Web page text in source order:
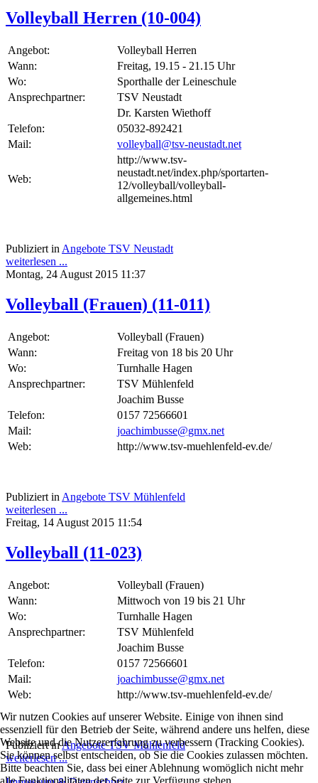
Volleyball Herren (10-004)
Angebot:
Volleyball Herren
Wann:
Freitag, 19.15 - 21.15 Uhr
Wo:
Sporthalle der Leineschule
Ansprechpartner:
TSV Neustadt
Dr. Karsten Wiethoff
Telefon:
05032-892421
Mail:
volleyball@tsv-neustadt.net
Web:
http://www.tsv-
neustadt.net/index.php/sportarten-
12/volleyball/volleyball-
allgemeines.html
Publiziert in Angebote TSV Neustadt
weiterlesen ...
Montag, 24 August 2015 11:37
Volleyball (Frauen) (11-011)
Angebot:
Volleyball (Frauen)
Wann:
Freitag von 18 bis 20 Uhr
Wo:
Turnhalle Hagen
Ansprechpartner:
TSV Mühlenfeld
Joachim Busse
Telefon:
0157 72566601
Mail:
joachimbusse@gmx.net
Web:
http://www.tsv-muehlenfeld-ev.de/
Publiziert in Angebote TSV Mühlenfeld
weiterlesen ...
Freitag, 14 August 2015 11:54
Volleyball (11-023)
Angebot:
Volleyball (Frauen)
Wann:
Mittwoch von 19 bis 21 Uhr
Wo:
Turnhalle Hagen
Ansprechpartner:
TSV Mühlenfeld
Joachim Busse
Telefon:
0157 72566601
Mail:
joachimbusse@gmx.net
Web:
http://www.tsv-muehlenfeld-ev.de/
Publiziert inAngebote TSV Mühlenfeld
weiterlesen ...
Wir nutzen Cookies auf unserer Website. Einige von ihnen sind
essenziell für den Betrieb der Seite, während andere uns helfen, diese
Website und die Nutzererfahrung zu verbessern (Tracking Cookies).
Sie können selbst entscheiden, ob Sie die Cookies zulassen möchten.
Bitte beachten Sie, dass bei einer Ablehnung womöglich nicht mehr
alle Funktionalitäten der Seite zur Verfügung stehen.